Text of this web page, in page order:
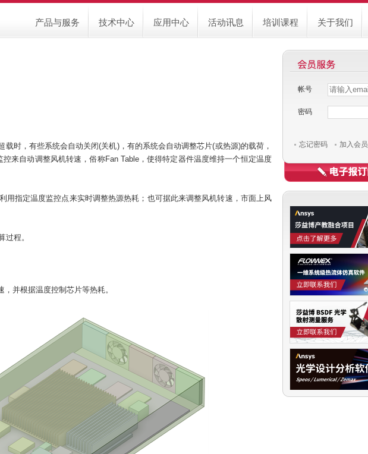
关于我们
培训课程
活动讯息
应用中心
技术中心
产品与服务
帐号 Username
密码
忘记密码 加入会员
时，有些系统会自动关闭(关机)，有的系统会自动调整芯片(或热源)的载荷，
来自动调整风机转速，俗称Fan Table，使得特定器件温度维持一个恒定温度
用指定温度监控点来实时调整热源热耗；也可据此来调整风机转速，市面上风
过程。
并根据温度控制芯片等热耗。